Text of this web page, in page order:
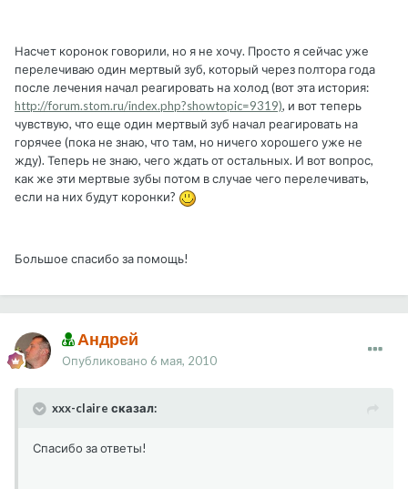
Насчет коронок говорили, но я не хочу. Просто я сейчас уже
перелечиваю один мертвый зуб, который через полтора года
после лечения начал реагировать на холод (вот эта история:
http://forum.stom.ru/index.php?showtopic=9319), и вот теперь
чувствую, что еще один мертвый зуб начал реагировать на
горячее (пока не знаю, что там, но ничего хорошего уже не
жду). Теперь не знаю, чего ждать от остальных. И вот вопрос,
как же эти мертвые зубы потом в случае чего перелечивать,
если на них будут коронки?
Большое спасибо за помощь!
Андрей
Опубликовано 6 мая, 2010
xxx-claire сказал:
Спасибо за ответы!